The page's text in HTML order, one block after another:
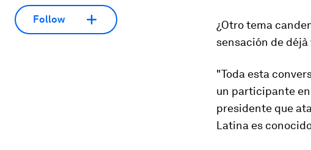
Follow
¿Otro tema
sensación de
"Toda esta
un participante en
presidente que
Latina es